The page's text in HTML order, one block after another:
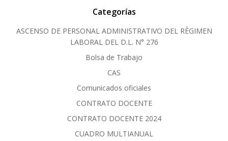
Categorías
ASCENSO DE PERSONAL ADMINISTRATIVO DEL RÈGIMEN
LABORAL DEL D.L. N° 276
Bolsa de Trabajo
CAS
Comunicados oficiales
CONTRATO DOCENTE
CONTRATO DOCENTE 2024
CUADRO MULTIANUAL